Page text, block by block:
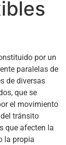
por un
paralelas de
de diversas
que se
el movimiento
tránsito
que afecten la
la propia